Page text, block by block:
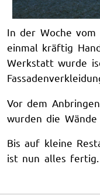
In der Woche
einmal kräftig
Werkstatt wurde
Vor dem
wurden die Wände
Bis auf kleine
ist nun alles fertig.